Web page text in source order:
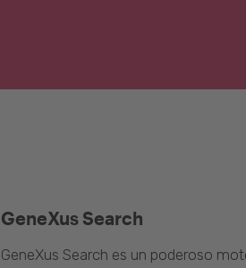
GeneXus Search
GeneXus Search es un poderoso